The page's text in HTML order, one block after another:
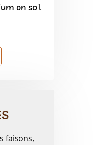
on soil
faisons,